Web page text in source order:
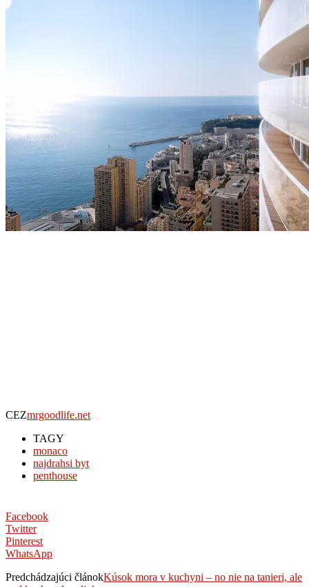
CEZmrgoodlife.net
TAGY
monaco
najdrahsi byt
penthouse
Facebook
Twitter
Pinterest
WhatsApp
Predchádzajúci článokKúsok mora v kuchyni – no nie na tanieri, ale